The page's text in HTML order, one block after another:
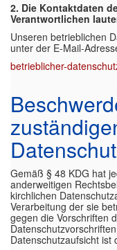
2. Die Kontaktdaten
Verantwortlichen
Unseren betrieblichen
unter der E-Mail-
betrieblicher-
Gemäß § 48 KDG hat
anderweitigen
kirchlichen
Verarbeitung der sie
gegen die Vorschriften
Datenschutzaufsicht ist